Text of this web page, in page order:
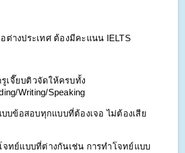
ต่างประเทศ ต้องมีคะแนน IELTS
เจี๊ยบติวจัดให้ครบทั้ง
Writing/Speaking
บข้อสอบทุกแบบที่ต้องเจอ ไม่ต้องเสีย
จทย์แบบที่ต่างกันเช่น การทำโจทย์แบบ